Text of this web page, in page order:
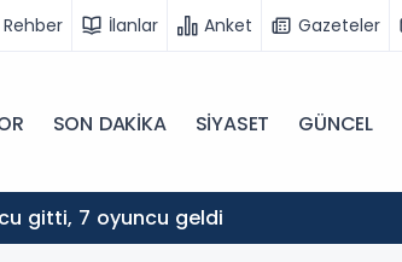
Rehber İlanlar Anket Gazeteler
SON DAKİKA SİYASET GÜNCEL
ablasına estetik dokunuş